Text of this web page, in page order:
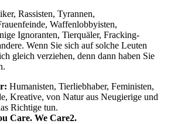
Rassisten, Tyrannen,
Waffenlobbyisten,
Ignoranten, Tierquäler, Fracking-
Wenn Sie sich auf solche Leuten
gleich verziehen, denn dann haben Sie
Humanisten, Tierliebhaber, Feministen,
Kreative, von Natur aus Neugierige und
Richtige tun.
Care. We Care2.